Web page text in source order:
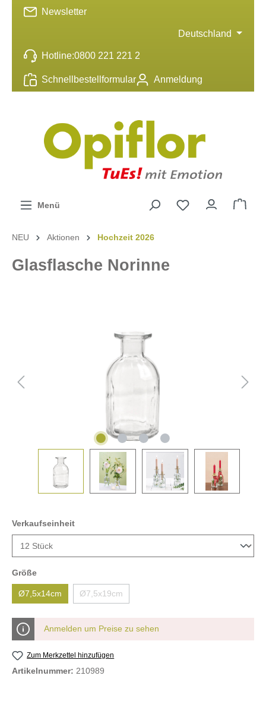
springen
Hotline:0800 221 221 2
Schnellbestellformular Anmeldung
Newsletter
Deutschland
Menü
NEU Aktionen Hochzeit 2026
Glasflasche Norinne
Verkaufseinheit
Größe
Ø7,5x14cm Ø7,5x19cm
Anmelden um Preise zu sehen
Zum Merkzettel hinzufügen
Artikelnummer: 210989